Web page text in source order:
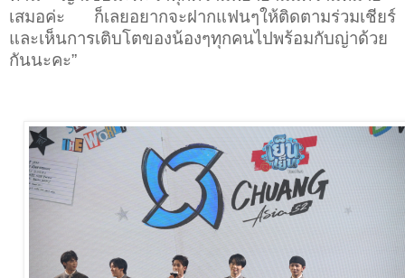
เสมอค่ะ ก็เลยอยากจะฝากแฟนๆให้ติดตามร่วมเชียร์
และเห็นการเติบโตของน้องๆทุกคนไปพร้อมกับญ่าด้วย
กันนะคะ”